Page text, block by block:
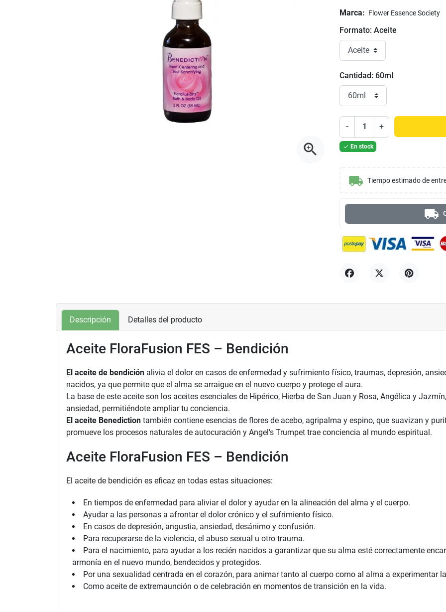
zoom_in
Marca: Flower Essence Society
Formato: Aceite
Cantidad: 60ml
- +
 En stock
local_shipping Tiempo estimado de
local_shipping
Descripción Detalles del producto
Aceite FloraFusion FES – Bendición
El aceite de bendición alivia el dolor en casos de enfermedad y sufrimiento físico, traumas, depresión,
nacidos, ya que permite que el alma se arraigue en el nuevo cuerpo y protege el aura.
La base de este aceite son los aceites esenciales de Hipérico, Hierba de San Juan y Rosa, Angélica y
ansiedad, permitiéndote ampliar tu conciencia.
El aceite Benediction también contiene esencias de flores de acebo, agripalma y espino, que suavizan y
promueve los procesos naturales de autocuración y Angel's Trumpet trae conciencia al mundo espiritual.
Aceite FloraFusion FES – Bendición
El aceite de bendición es eficaz en todas estas situaciones:
En tiempos de enfermedad para aliviar el dolor y ayudar en la alineación del alma y el cuerpo.
Ayudar a las personas a afrontar el dolor crónico y el sufrimiento físico.
En casos de depresión, angustia, ansiedad, desánimo y confusión.
Para recuperarse de la violencia, el abuso sexual u otro trauma.
Para el nacimiento, para ayudar a los recién nacidos a garantizar que su alma esté correctamente
armonía en el nuevo mundo, bendecidos y protegidos.
Por una sexualidad centrada en el corazón, para animar tanto al cuerpo como al alma a experimentar
Como aceite de extremaunción o de celebración en momentos de transición en la vida.